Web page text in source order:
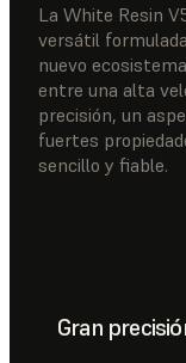
La White Resin
versátil
nuevo
entre una alta
precisión, un
fuertes
sencillo y fiable.
Gran